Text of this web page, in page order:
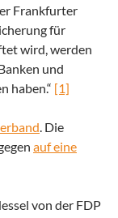
Frankfurter
für
wird, werden
und
haben.“ [1]
. Die
auf eine
von der FDP